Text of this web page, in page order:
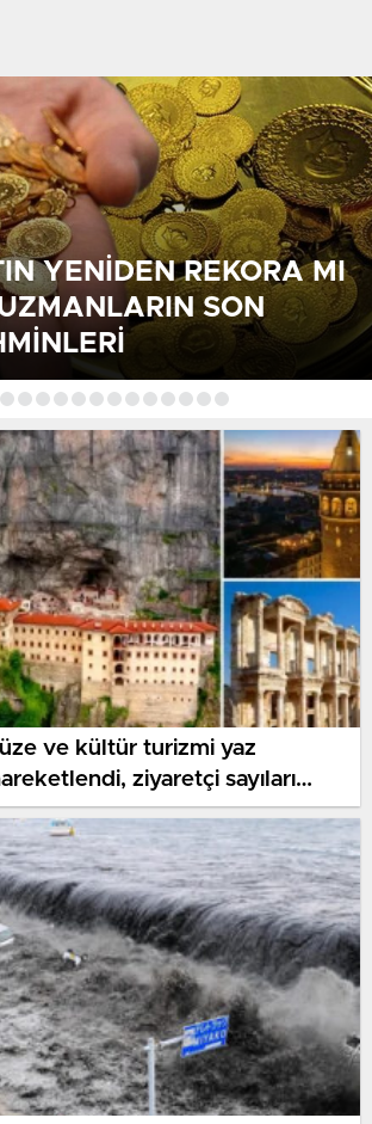
YENIDEN REKORA MI
SON
ve kültür turizmi yaz
ziyaretçi sayıları